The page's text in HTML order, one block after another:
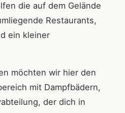
die auf dem Gelände
Restaurants,
ein kleiner
möchten wir hier den
mit Dampfbädern,
der dich in